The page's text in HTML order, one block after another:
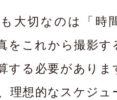
大切なのは「時
をこれから撮影す
する必要がありま
理想的なスケジュ